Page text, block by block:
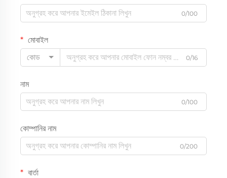
0/100
মোবাইল
কোড
0/16
নাম
0/100
কোম্পানির নাম
0/200
বার্তা